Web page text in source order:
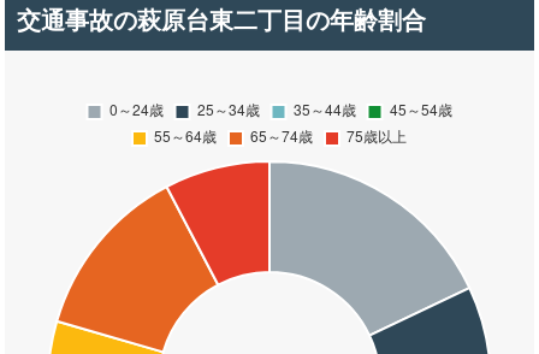
交通事故の萩原台東二丁目の年齢割合